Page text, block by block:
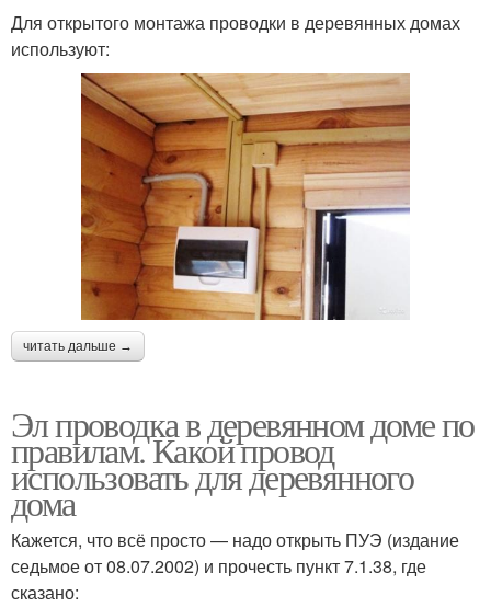
Для открытого монтажа проводки в деревянных домах
используют:
читать дальше →
Эл проводка в деревянном доме по
правилам. Какой провод
использовать для деревянного
дома
Кажется, что всё просто — надо открыть ПУЭ (издание
седьмое от 08.07.2002) и прочесть пункт 7.1.38, где
сказано: